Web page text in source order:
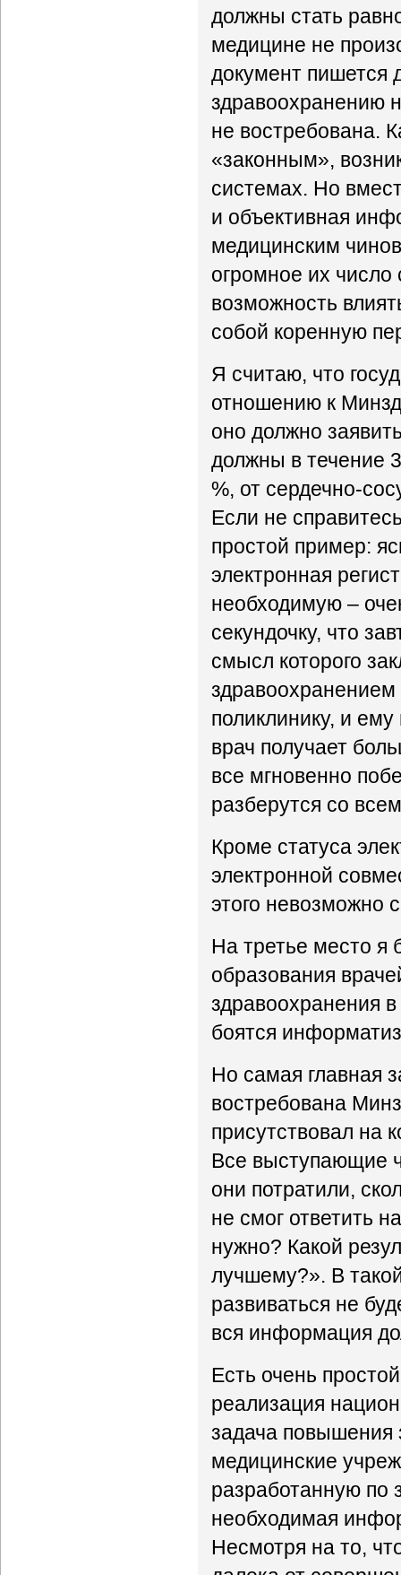
должны стать
медицине не
документ пишется
здравоохранению
не востребована.
«законным»,
системах. Но
и объективная
медицинским
огромное их
возможность
собой коренную
Я считаю, что
отношению к
оно должно
должны в течение
%, от сердечно-
Если не
простой пример:
электронная
необходимую –
секундочку, что
смысл которого
поликлинику, и
врач получает
все мгновенно
разберутся со
Кроме статуса
электронной
этого невозможно
На третье место я
образования
здравоохранения
боятся
Но самая главная
востребована
присутствовал на
Все выступающие
они потратили,
не смог ответить
нужно? Какой
лучшему?». В
развиваться не
вся информация
Есть очень
реализация
задача повышения
медицинские
разработанную по
необходимая
Несмотря на то,